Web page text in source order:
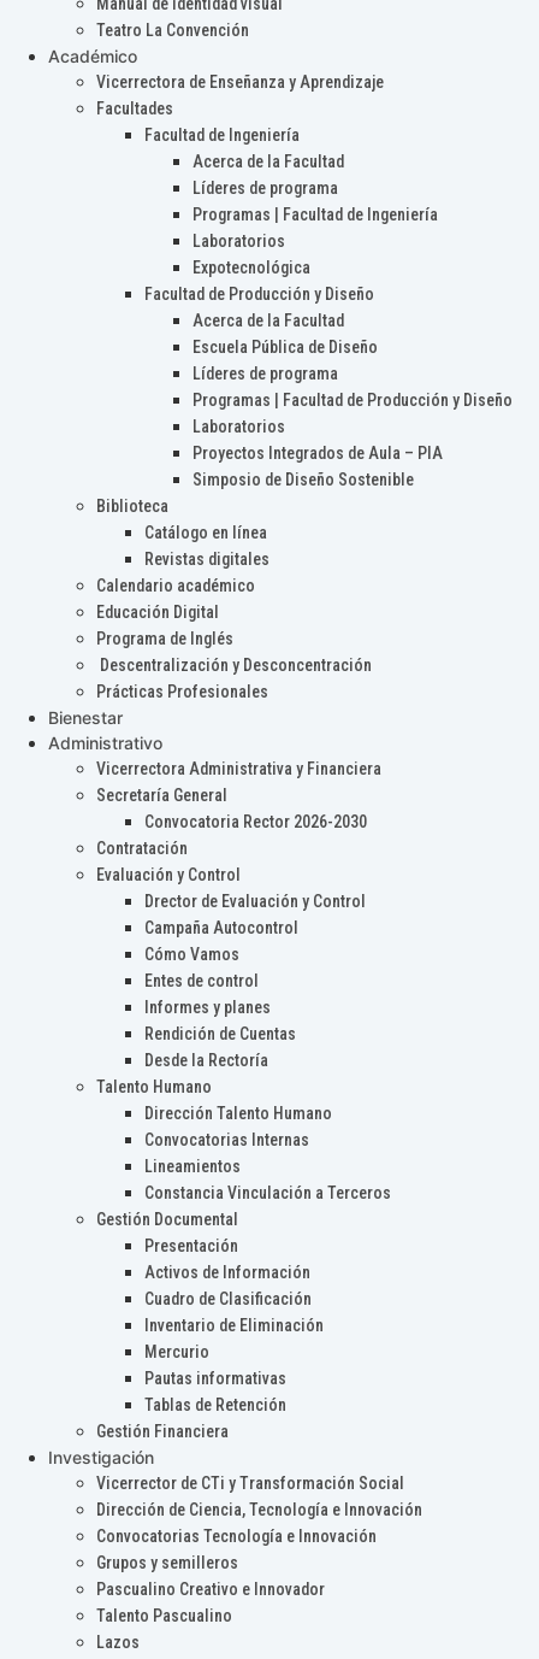
Manual de identidad visual
Teatro La Convención
Académico
Vicerrectora de Enseñanza y Aprendizaje
Facultades
Facultad de Ingeniería
Acerca de la Facultad
Líderes de programa
Programas | Facultad de Ingeniería
Laboratorios
Expotecnológica
Facultad de Producción y Diseño
Acerca de la Facultad
Escuela Pública de Diseño
Líderes de programa
Programas | Facultad de Producción y Diseño
Laboratorios
Proyectos Integrados de Aula – PIA
Simposio de Diseño Sostenible
Biblioteca
Catálogo en línea
Revistas digitales
Calendario académico
Educación Digital
Programa de Inglés
Descentralización y Desconcentración
Prácticas Profesionales
Bienestar
Administrativo
Vicerrectora Administrativa y Financiera
Secretaría General
Convocatoria Rector 2026-2030
Contratación
Evaluación y Control
Drector de Evaluación y Control
Campaña Autocontrol
Cómo Vamos
Entes de control
Informes y planes
Rendición de Cuentas
Desde la Rectoría
Talento Humano
Dirección Talento Humano
Convocatorias Internas
Lineamientos
Constancia Vinculación a Terceros
Gestión Documental
Presentación
Activos de Información
Cuadro de Clasificación
Inventario de Eliminación
Mercurio
Pautas informativas
Tablas de Retención
Gestión Financiera
Investigación
Vicerrector de CTi y Transformación Social
Dirección de Ciencia, Tecnología e Innovación
Convocatorias Tecnología e Innovación
Grupos y semilleros
Pascualino Creativo e Innovador
Talento Pascualino
Lazos